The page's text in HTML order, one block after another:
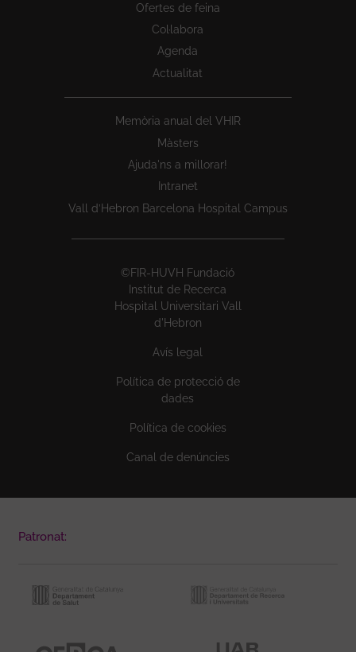
Ofertes de feina
Col·labora
Agenda
Actualitat
Memòria anual del VHIR
Màsters
Ajuda'ns a millorar!
Intranet
Vall d’Hebron Barcelona Hospital Campus
©FIR-HUVH Fundació
Institut de Recerca
Hospital Universitari Vall
d'Hebron
Avís legal
Política de protecció de
dades
Política de cookies
Canal de denúncies
Patronat: